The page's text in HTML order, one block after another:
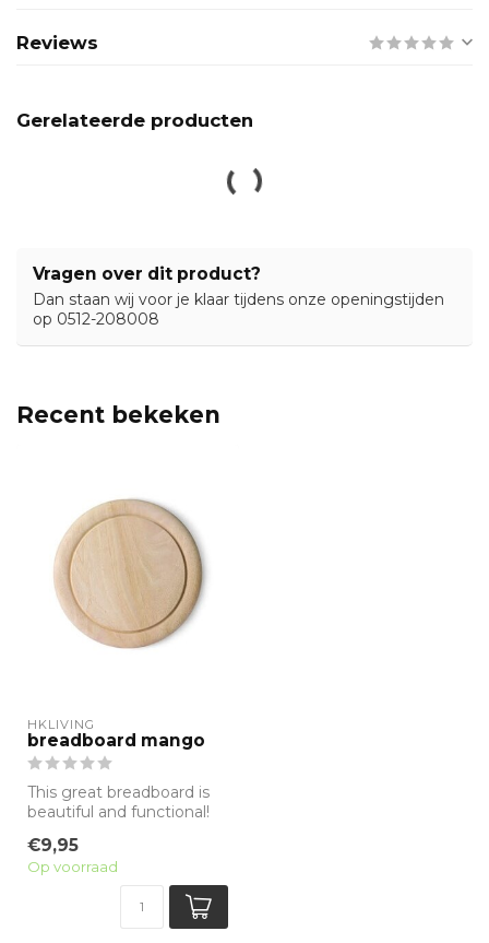
Reviews
Gerelateerde producten
Vragen over dit product?
Dan staan wij voor je klaar tijdens onze openingstijden
op 0512-208008
Recent bekeken
HKLIVING
breadboard mango
This great breadboard is
beautiful and functional!
made...
€9,95
Op voorraad